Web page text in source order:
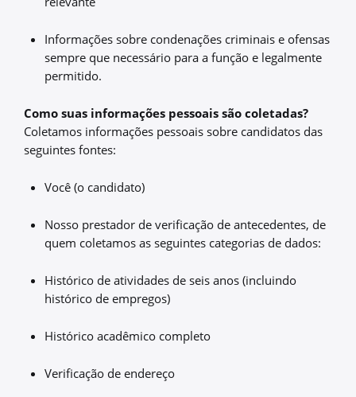
Informações sobre condenações criminais e ofensas
sempre que necessário para a função e legalmente
permitido.
Como suas informações pessoais são coletadas?
Coletamos informações pessoais sobre candidatos das
seguintes fontes:
Você (o candidato)
Nosso prestador de verificação de antecedentes, de
quem coletamos as seguintes categorias de dados:
Histórico de atividades de seis anos (incluindo
histórico de empregos)
Histórico acadêmico completo
Verificação de endereço